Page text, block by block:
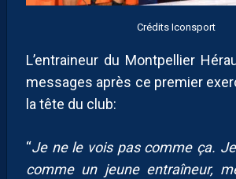
Crédits Iconsport
L’entraineur du Montpellier
messages après ce premier
la tête du club:
“Je ne le vois pas comme ça. Je
comme un jeune entraîneur,